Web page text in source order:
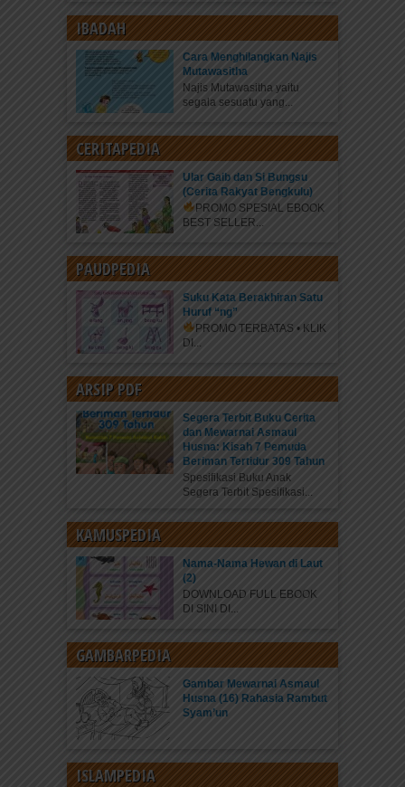
IBADAH
Cara Menghilangkan Najis
Mutawasitha
Najis Mutawasitha yaitu
segala sesuatu yang...
CERITAPEDIA
Ular Gaib dan Si Bungsu
(Cerita Rakyat Bengkulu)
PROMO SPESIAL EBOOK
BEST SELLER...
PAUDPEDIA
Suku Kata Berakhiran Satu
Huruf “ng”
PROMO TERBATAS • KLIK
DI...
ARSIP PDF
Segera Terbit Buku Cerita
dan Mewarnai Asmaul
Husna: Kisah 7 Pemuda
Beriman Tertidur 309 Tahun
Spesifikasi Buku Anak
Segera Terbit Spesifikasi...
KAMUSPEDIA
Nama-Nama Hewan di Laut
(2)
DOWNLOAD FULL EBOOK
DI SINI DI...
GAMBARPEDIA
Gambar Mewarnai Asmaul
Husna (16) Rahasia Rambut
Syam’un
ISLAMPEDIA